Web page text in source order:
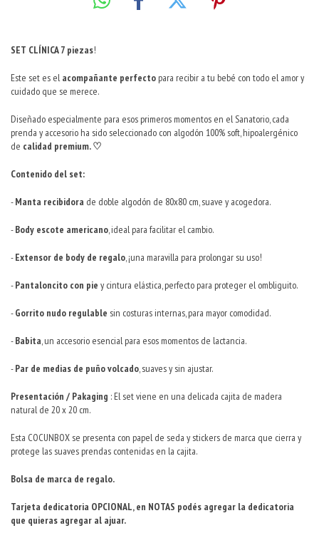
SET CLÍNICA 7 piezas!
Este set es el acompañante perfecto para recibir a tu bebé con todo el amor y
cuidado que se merece.
Diseñado especialmente para esos primeros momentos en el Sanatorio, cada
prenda y accesorio ha sido seleccionado con algodón 100% soft, hipoalergénico
de calidad premium. ♡
Contenido del set:
-Manta recibidora de doble algodón de 80x80 cm, suave y acogedora.
-Body escote americano , ideal para facilitar el cambio.
-Extensor de body de regalo , ¡una maravilla para prolongar su uso!
-Pantaloncito con pie y cintura elástica, perfecto para proteger el ombliguito.
-Gorrito nudo regulable sin costuras internas, para mayor comodidad.
-Babita , un accesorio esencial para esos momentos de lactancia.
-Par de medias de puño volcado , suaves y sin ajustar.
Presentación / Pakaging : El set viene en una delicada cajita de madera
natural de 20 x 20 cm.
Esta COCUNBOX se presenta con papel de seda y stickers de marca que cierra y
protege las suaves prendas contenidas en la cajita.
Bolsa de marca de regalo.
Tarjeta dedicatoria OPCIONAL, en NOTAS podés agregar la dedicatoria
que quieras agregar al ajuar.